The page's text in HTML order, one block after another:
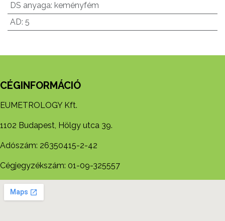
DS anyaga: keményfém
AD: 5
CÉGINFORMÁCIÓ
EUMETROLOGY Kft.
1102 Budapest, Hölgy utca 39.
Adószám: 26350415-2-42
Cégjegyzékszám: 01-09-325557